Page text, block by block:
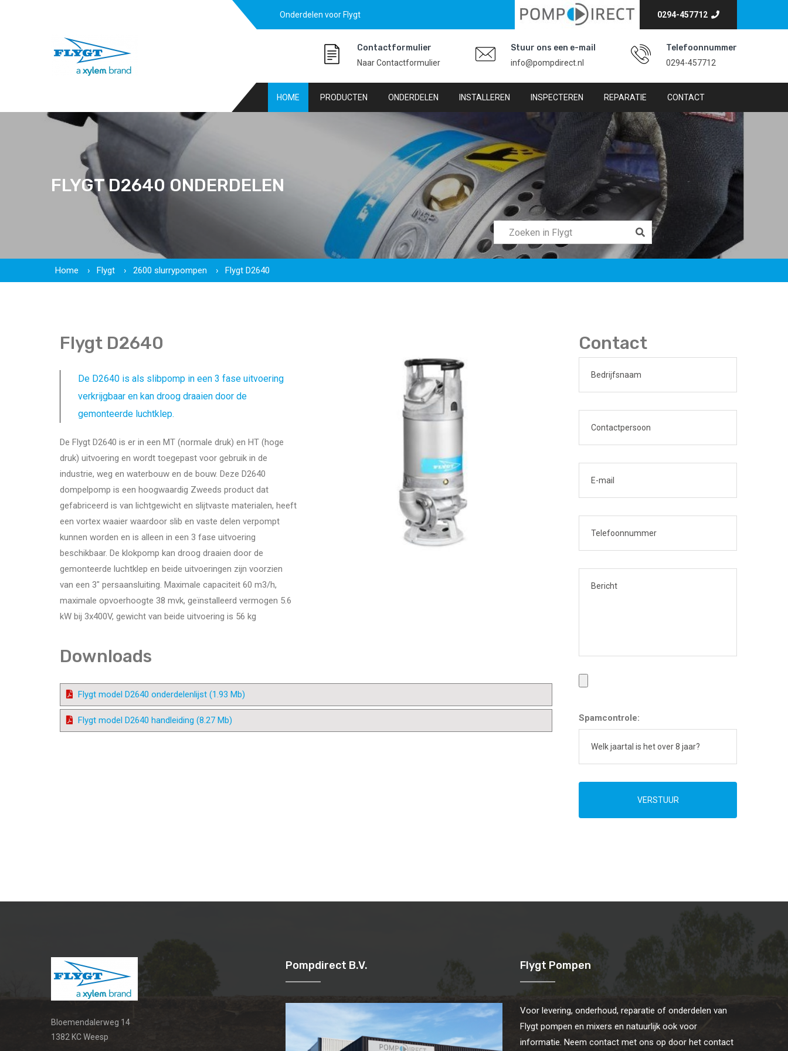
Onderdelen voor Flygt 0294-457712
Contactformulier
Naar Contactformulier
Stuur ons een e-mail
info@pompdirect.nl
Telefoonnummer
0294-457712
HOME PRODUCTEN ONDERDELEN INSTALLEREN INSPECTEREN REPARATIE CONTACT
FLYGT D2640 ONDERDELEN
Home Flygt 2600 slurrypompen Flygt D2640
Flygt D2640
De D2640 is als slibpomp in een 3 fase uitvoering
verkrijgbaar en kan droog draaien door de
gemonteerde luchtklep.
De Flygt D2640 is er in een MT (normale druk) en HT (hoge
druk) uitvoering en wordt toegepast voor gebruik in de
industrie, weg en waterbouw en de bouw. Deze D2640
dompelpomp is een hoogwaardig Zweeds product dat
gefabriceerd is van lichtgewicht en slijtvaste materialen, heeft
een vortex waaier waardoor slib en vaste delen verpompt
kunnen worden en is alleen in een 3 fase uitvoering
beschikbaar. De klokpomp kan droog draaien door de
gemonteerde luchtklep en beide uitvoeringen zijn voorzien
van een 3" persaansluiting. Maximale capaciteit 60 m3/h,
maximale opvoerhoogte 38 mvk, geïnstalleerd vermogen 5.6
kW bij 3x400V, gewicht van beide uitvoering is 56 kg
Downloads
Flygt model D2640 onderdelenlijst (1.93 Mb)
Flygt model D2640 handleiding (8.27 Mb)
Contact
Spamcontrole:
VERSTUUR
Bloemendalerweg 14
1382 KC Weesp
Pompdirect B.V. Flygt Pompen
Voor levering, onderhoud, reparatie of onderdelen van
Flygt pompen en mixers en natuurlijk ook voor
informatie. Neem contact met ons op door het contact